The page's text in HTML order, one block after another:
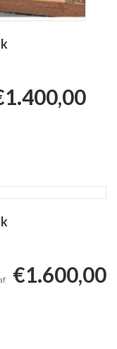
1.400,00
€1.600,00